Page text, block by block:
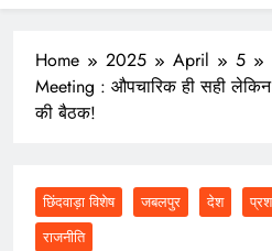
Home 2025 April
5
Meeting : औपचारिक ही सही लेकिन
की बैठक!
छिंदवाड़ा विशेष जबलपुर देश
राजनीति